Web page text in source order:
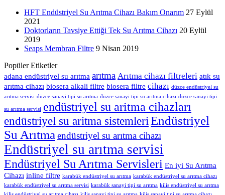
HFT Endüstriyel Su Arıtma Cihazı Bakım Onarım 27 Eylül
2021
Doktorların Tavsiye Ettiği Tek Su Arıtma Cihazı 20 Eylül
2019
Seaps Membran Filtre 9 Nisan 2019
Popüler Etiketler
adana endüstriyel su arıtma arıtma Arıtma cihazı filtreleri atık su
arıtma cihazı biosera alkali filtre biosera filtre cihazı düzce endüstriyel su
arıtma servisi düzce sanayi tipi su arıtma düzce sanayi tipi su arıtma cihazı düzce sanayi tipi
su arıtma servisi endüstriyel su aritma cihazları
endüstriyel su aritma sistemleri Endüstriyel
Su Arıtma endüstriyel su arıtma cihazı
Endüstriyel su arıtma servisi
Endüstriyel Su Arıtma Servisleri En iyi Su Arıtma
Cihazı inline filtre karabük endüstriyel su arıtma karabük endüstriyel su arıtma cihazı
karabük endüstriyel su arıtma servisi karabük sanayi tipi su arıtma kilis endüstriyel su arıtma